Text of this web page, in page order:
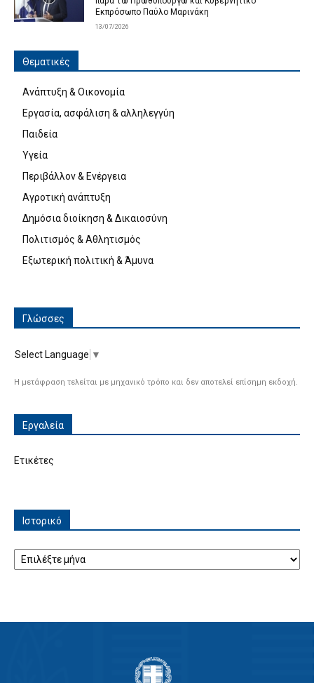
Εκπρόσωπο Παύλο Μαρινάκη
13/07/2026
Θεματικές
Ανάπτυξη & Οικονομία
Εργασία, ασφάλιση & αλληλεγγύη
Παιδεία
Υγεία
Περιβάλλον & Ενέργεια
Αγροτική ανάπτυξη
Δημόσια διοίκηση & Δικαιοσύνη
Πολιτισμός & Αθλητισμός
Εξωτερική πολιτική & Άμυνα
Γλώσσες
Select Language ▼
Η μετάφραση τελείται με μηχανικό τρόπο και δεν αποτελεί επίσημη εκδοχή.
Εργαλεία
Ετικέτες
Ιστορικό